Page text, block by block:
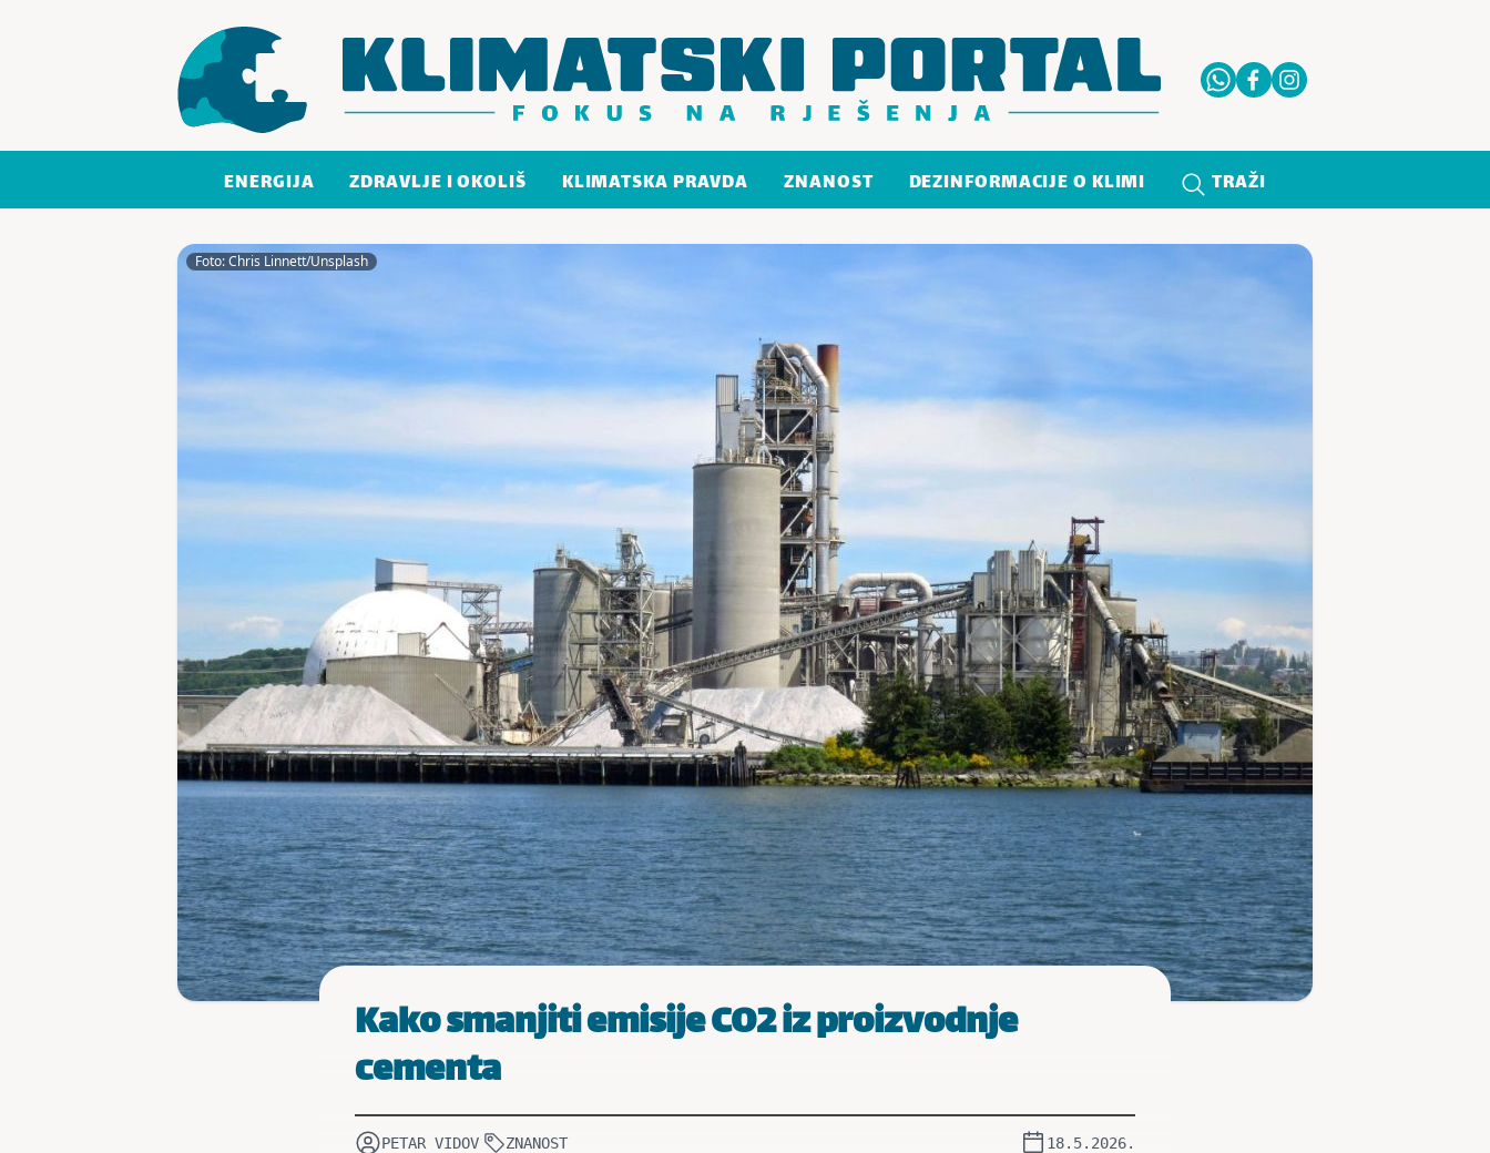
ENERGIJA ZDRAVLJE I OKOLIŠ KLIMATSKA PRAVDA ZNANOST DEZINFORMACIJE O KLIMI TRAŽI
Foto: Chris Linnett/Unsplash
Kako smanjiti emisije CO2 iz proizvodnje
cementa
PETAR VIDOV ZNANOST 18.5.2026.